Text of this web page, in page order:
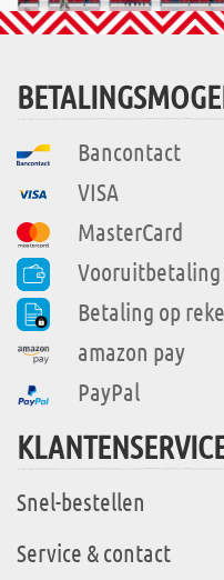
Bancontact
VISA
MasterCard
Vooruitbetaling
Betaling op
amazon pay
PayPal
Snel-bestellen
Service & contact